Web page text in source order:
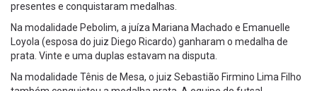
presentes e conquistaram medalhas.
Na modalidade Pebolim, a juíza Mariana Machado e Emanuelle
Loyola (esposa do juiz Diego Ricardo) ganharam o medalha de
prata. Vinte e uma duplas estavam na disputa.
Na modalidade Tênis de Mesa, o juiz Sebastião Firmino Lima Filho